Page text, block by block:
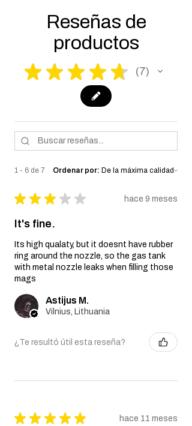
you for your understanding.
Reseñas de
productos
★ ★ ★ ★ ★ 7
7
1 - 6 de 7 Ordenar por:
★ ★ ★ ★ ★ hace 9 meses
It's fine.
Its high qualaty, but it doesnt have rubber
ring around the nozzle, so the gas tank
with metal nozzle leaks when filling those
mags
Astijus M.
Vilnius, Lithuania
¿Te resultó útil esta reseña?
★ ★ ★ ★ ★ hace 11 meses